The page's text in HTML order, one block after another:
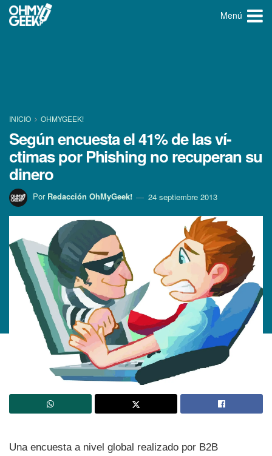
Menú
INICIO OHMYGEEK!
Según encuesta el 41% de las ví­
ctimas por Phishing no recuperan su
dinero
Por Redacción OhMyGeek! 24 septiembre 2013
Una encuesta a nivel global realizado por B2B